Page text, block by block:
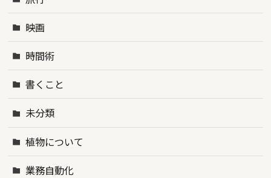
映画
時間術
書くこと
未分類
植物について
業務自動化